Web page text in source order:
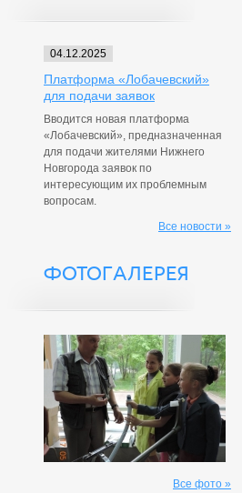
04.12.2025
Платформа «Лобачевский»
для подачи заявок
Вводится новая платформа
«Лобачевский», предназначенная
для подачи жителями Нижнего
Новгорода заявок по
интересующим их проблемным
вопросам.
Все новости »
ФОТОГАЛЕРЕЯ
Все фото »